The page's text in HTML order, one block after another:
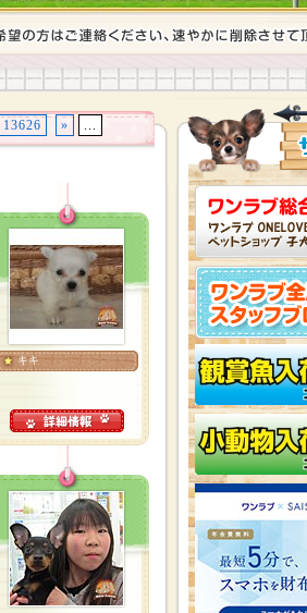
13626 »
...
キキ